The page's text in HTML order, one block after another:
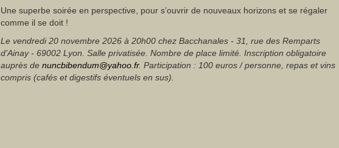
Une superbe soirée en perspective, pour s’ouvrir de nouveaux horizons et se régaler
comme il se doit !
Le vendredi 20 novembre 2026 à 20h00 chez Bacchanales - 31, rue des Remparts
d’Ainay - 69002 Lyon. Salle privatisée. Nombre de place limité. Inscription obligatoire
auprès de nuncbibendum@yahoo.fr. Participation : 100 euros / personne, repas et vins
compris (cafés et digestifs éventuels en sus).